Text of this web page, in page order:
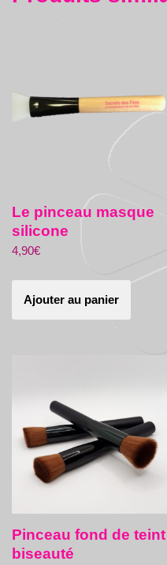
Le pinceau masque
silicone
4,90€
Ajouter au panier
Pinceau fond de teint
biseauté